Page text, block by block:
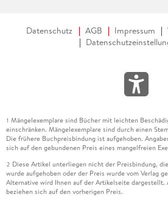
Datenschutz AGB Impressum
1 Mängelexemplare sind Bücher mit leichten
einschränken. Mängelexemplare sind durch einen
Die frühere Buchpreisbindung ist aufgehoben.
sich auf den gebundenen Preis eines mangelfreien
2 Diese Artikel unterliegen nicht der Preisbindung,
wurde aufgehoben oder der Preis wurde vom Verlag
Alternative wird Ihnen auf der Artikelseite dargestellt.
beziehen sich auf den vorherigen Preis.